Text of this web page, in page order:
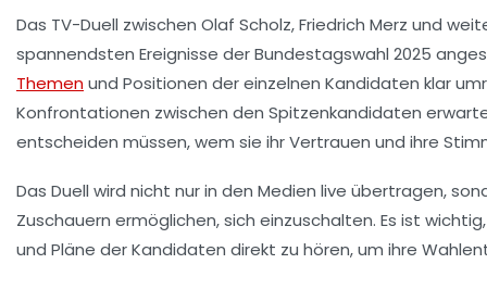
Das TV-Duell zwischen Olaf Scholz,Friedrich Merz und
spannendsten Ereignisse der Bundestagswahl 2025
Themenund Positionen der einzelnen Kandidaten klar
Konfrontationen zwischen den Spitzenkandidaten
entscheiden müssen, wem sie ihr Vertrauen und ihre
Das Duell wird nicht nur in den Medien live übertragen,
Zuschauern ermöglichen, sich einzuschalten. Es ist
und Pläne der Kandidaten direkt zu hören, um ihre